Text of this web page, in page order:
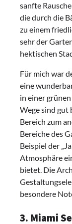
sanfte
die durch die
zu einem
sehr der
hektischen
Für mich war
eine
in einer
Wege sind gut
Bereich zum
Bereiche des
Beispiel der
Atmosphäre
bietet. Die
besondere
3. Miami